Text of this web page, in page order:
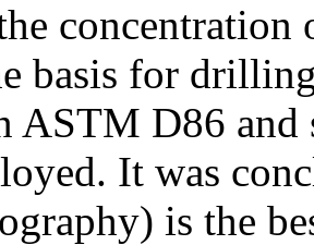
basis for
ASTM D86
It was
is the